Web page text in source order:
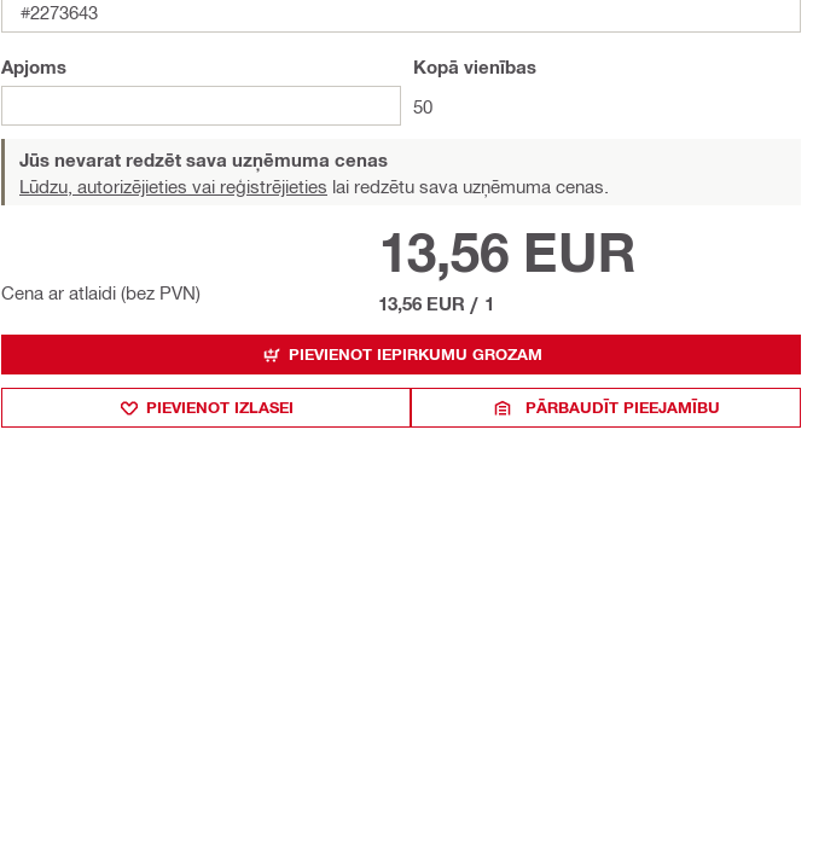
#2273643
Apjoms Kopā vienības
50
Jūs nevarat redzēt sava uzņēmuma cenas
Lūdzu, autorizējieties vai reģistrējieties lai redzētu sava uzņēmuma cenas.
Cena ar atlaidi (bez PVN)
13,56 EUR
13,56 EUR / 1
PIEVIENOT IEPIRKUMU GROZAM
PIEVIENOT IZLASEI PĀRBAUDĪT PIEEJAMĪBU